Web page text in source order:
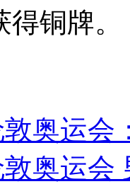
铜牌。
奥运会
奥运会